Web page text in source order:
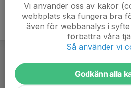
Vi använder oss av kakor
webbplats ska fungera bra
även för webbanalys i
förbättra våra
Så använder vi
Godkänn alla